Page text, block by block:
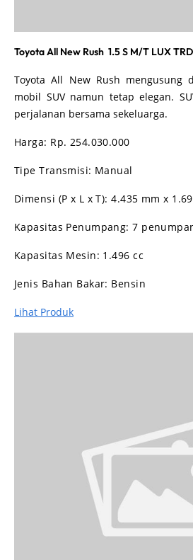
Toyota All New Rush 1.5 S M/T LUX TRD
Toyota All New Rush mengusung
mobil SUV namun tetap elegan.
perjalanan bersama sekeluarga.
Harga: Rp. 254.030.000
Tipe Transmisi: Manual
Dimensi (P x L x T):4.435 mm x
Kapasitas Penumpang:7
Kapasitas Mesin: 1.496 cc
Jenis Bahan Bakar: Bensin
Lihat Produk